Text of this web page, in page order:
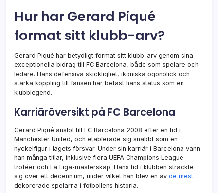
Hur har Gerard Piqué
format sitt klubb-arv?
Gerard Piqué har betydligt format sitt klubb-arv genom sina
exceptionella bidrag till FC Barcelona, både som spelare och
ledare. Hans defensiva skicklighet, ikoniska ögonblick och
starka koppling till fansen har befäst hans status som en
klubblegend.
Karriäröversikt på FC Barcelona
Gerard Piqué anslöt till FC Barcelona 2008 efter en tid i
Manchester United, och etablerade sig snabbt som en
nyckelfigur i lagets försvar. Under sin karriär i Barcelona vann
han många titlar, inklusive flera UEFA Champions League-
troféer och La Liga-mästerskap. Hans tid i klubben sträckte
sig över ett decennium, under vilket han blev en av de mest
dekorerade spelarna i fotbollens historia.